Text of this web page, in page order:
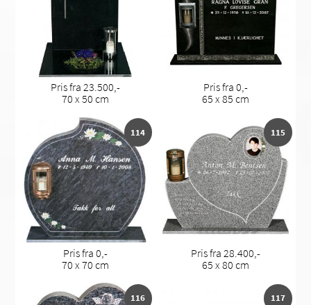
Pris fra 23.500,-
70 x 50 cm
Pris fra 0,-
65 x 85 cm
114
Pris fra 0,-
70 x 70 cm
115
Pris fra 28.400,-
65 x 80 cm
116 117